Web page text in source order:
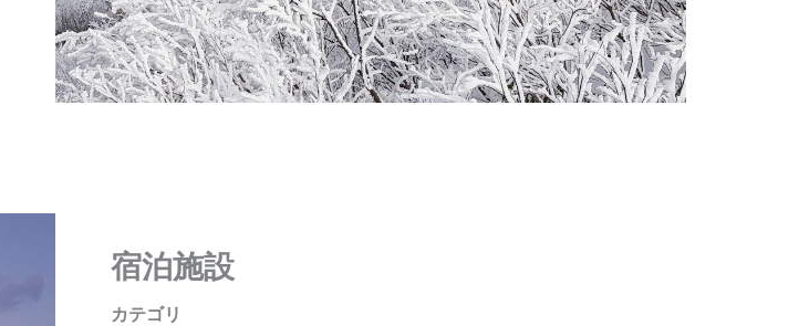
宿泊施設
カテゴリ